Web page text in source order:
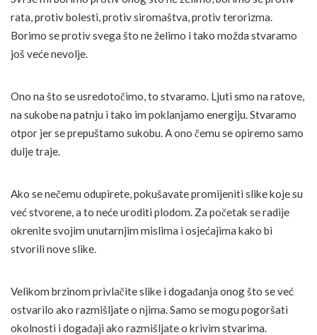
rata, protiv bolesti, protiv siromaštva, protiv terorizma.
Borimo se protiv svega što ne želimo i tako možda stvaramo
još veće nevolje.
Ono na što se usredotočimo, to stvaramo. Ljuti smo na ratove,
na sukobe na patnju i tako im poklanjamo energiju. Stvaramo
otpor jer se prepuštamo sukobu. A ono čemu se opiremo samo
dulje traje.
Ako se nečemu odupirete, pokušavate promijeniti slike koje su
već stvorene, a to neće uroditi plodom. Za početak se radije
okrenite svojim unutarnjim mislima i osjećajima kako bi
stvorili nove slike.
Velikom brzinom privlačite slike i događanja onog što se već
ostvarilo ako razmišljate o njima. Samo se mogu pogoršati
okolnosti i događaji ako razmišljate o krivim stvarima.